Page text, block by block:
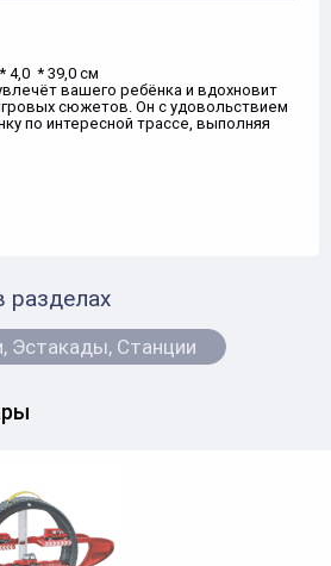
4,0 * 39,0 см
вашего ребёнка и вдохновит
сюжетов. Он с удовольствием
по интересной трассе, выполняя
разделах
Эстакады, Станции